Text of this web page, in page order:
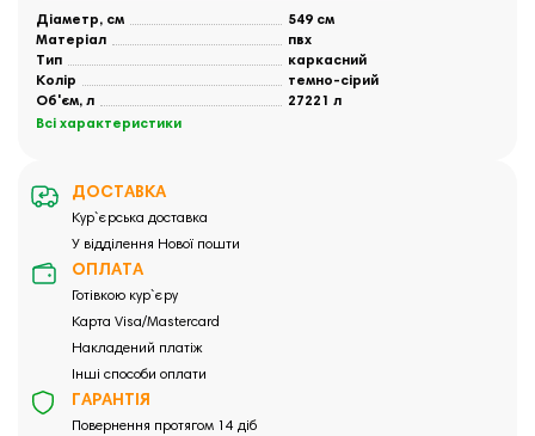
Діаметр, см
549 см
Матеріал
пвх
Тип
каркасний
Колір
темно-сірий
Об'єм, л
27221 л
Всі характеристики
ДОСТАВКА
Кур`єрська доставка
У відділення Нової пошти
ОПЛАТА
Готівкою кур`єру
Карта Visa/Mastercard
Накладений платіж
Інші способи оплати
ГАРАНТІЯ
Повернення протягом 14 діб